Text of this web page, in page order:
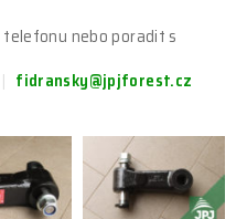
nebo poradit s
fidransky@jpjforest.cz